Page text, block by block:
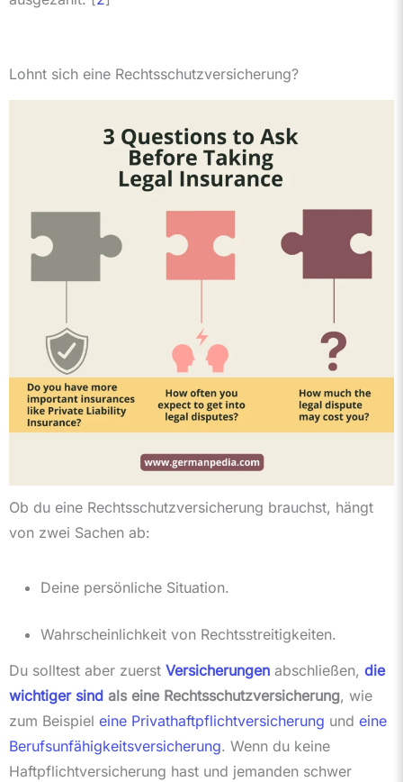
Lohnt sich eine Rechtsschutzversicherung?
Ob du eine Rechtsschutzversicherung brauchst, hängt
von zwei Sachen ab:
Deine persönliche Situation.
Wahrscheinlichkeit von Rechtsstreitigkeiten.
Du solltest aber zuerst Versicherungen abschließen, die
wichtiger sind als eine Rechtsschutzversicherung, wie
zum Beispiel eine Privathaftpflichtversicherung und eine
Berufsunfähigkeitsversicherung. Wenn du keine
Haftpflichtversicherung hast und jemanden schwer